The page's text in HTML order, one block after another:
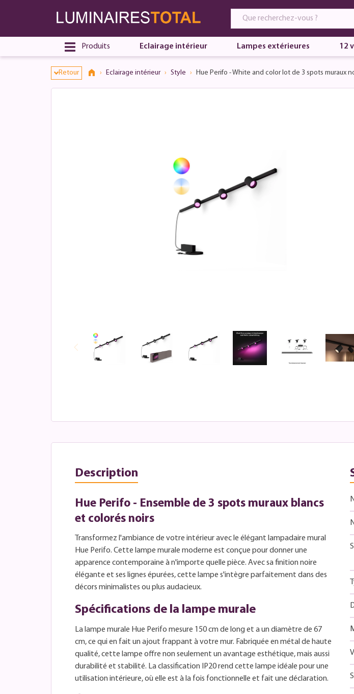
Produits Eclairage intérieur Lampes extérieures 12
Retour Eclairage intérieur Style Hue Perifo - White and color lot de 3 spots muraux
Description
Hue Perifo - Ensemble de 3 spots muraux blancs
et colorés noirs
Transformez l'ambiance de votre intérieur avec le élégant lampadaire mural
Hue Perifo. Cette lampe murale moderne est conçue pour donner une
apparence contemporaine à n'importe quelle pièce. Avec sa finition noire
élégante et ses lignes épurées, cette lampe s'intègre parfaitement dans des
décors minimalistes ou plus audacieux.
Spécifications de la lampe murale
La lampe murale Hue Perifo mesure 150 cm de long et a un diamètre de 67
cm, ce qui en fait un ajout frappant à votre mur. Fabriquée en métal de haute
qualité, cette lampe offre non seulement un avantage esthétique, mais aussi
durabilité et stabilité. La classification IP20 rend cette lampe idéale pour une
utilisation intérieure, où elle est à la fois fonctionnelle et fait une déclaration.